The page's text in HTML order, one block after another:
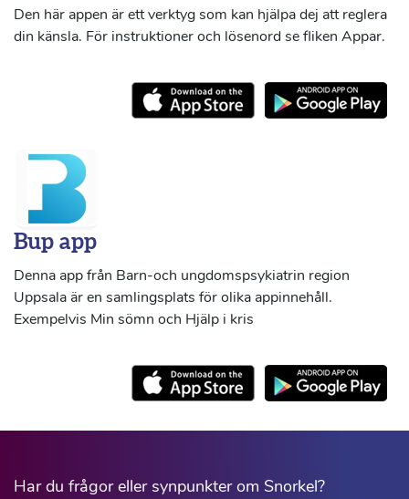
Den här appen är ett verktyg som kan hjälpa dej att reglera
din känsla. För instruktioner och lösenord se fliken Appar.
Bup app
Denna app från Barn-och ungdomspsykiatrin region
Uppsala är en samlingsplats för olika appinnehåll.
Exempelvis Min sömn och Hjälp i kris
Har du frågor eller synpunkter om Snorkel?